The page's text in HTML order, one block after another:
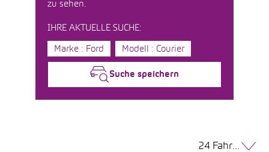
zu sehen.
IHRE AKTUELLE SUCHE:
Marke : Ford Modell : Courier
Suche speichern
24 Fahrzeuge pro Seite